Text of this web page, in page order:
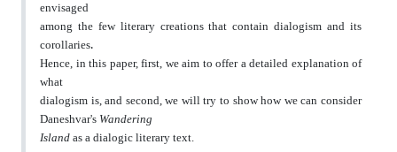
envisaged
among the few literary creations that contain dialogism and its
corollaries.
Hence, in this paper, first, we aim to offer a detailed explanation of
what
dialogism is, and second, we will try to show how we can consider
Daneshvar's Wandering
Island as a dialogic literary text.